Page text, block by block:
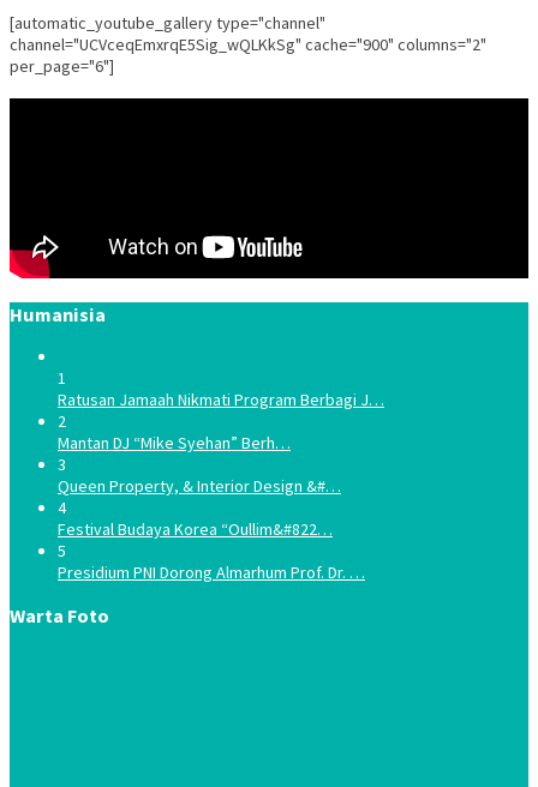
[automatic_youtube_gallery type="channel"
channel="UCVceqEmxrqE5Sig_wQLKkSg" cache="900" columns="2"
per_page="6"]
Humanisia
1
Ratusan Jamaah Nikmati Program Berbagi J…
2
Mantan DJ “Mike Syehan” Berh…
3
Queen Property, & Interior Design &#…
4
Festival Budaya Korea “Oullim&#822…
5
Presidium PNI Dorong Almarhum Prof. Dr. …
Warta Foto